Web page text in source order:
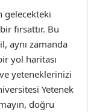
gelecekteki
fırsattır. Bu
aynı zamanda
yol haritası
yeteneklerinizi
Yetenek
doğru